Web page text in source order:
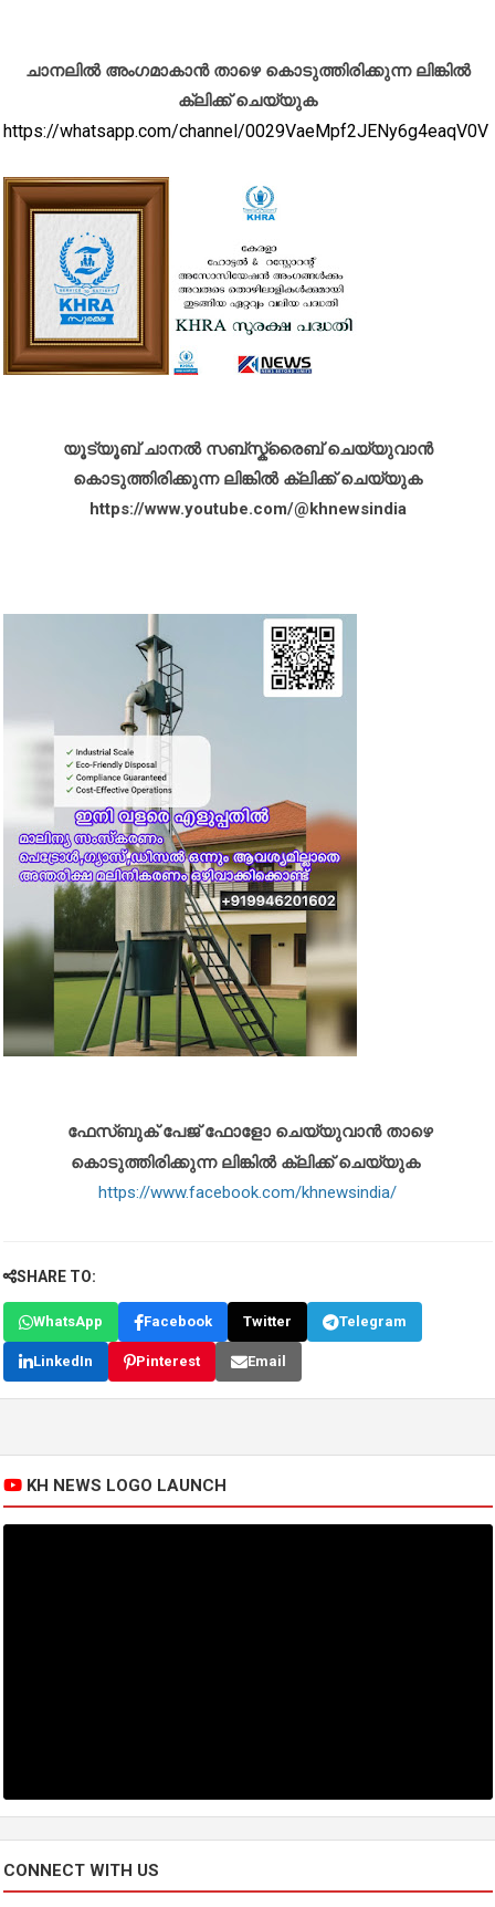
ചാനലിൽ അംഗമാകാൻ താഴെ കൊടുത്തിരിക്കുന്ന ലിങ്കിൽ
ക്ലിക്ക് ചെയ്യുക
https://whatsapp.com/channel/0029VaeMpf2JENy6g4eaqV0V
യൂട്യൂബ് ചാനൽ സബ്സ്ക്രൈബ് ചെയ്യുവാൻ
കൊടുത്തിരിക്കുന്ന ലിങ്കിൽ ക്ലിക്ക് ചെയ്യുക
https://www.youtube.com/@khnewsindia
ഫേസ്ബുക് പേജ് ഫോളോ ചെയ്യുവാൻ താഴെ
കൊടുത്തിരിക്കുന്ന ലിങ്കിൽ ക്ലിക്ക് ചെയ്യുക
https://www.facebook.com/khnewsindia/
SHARE TO:
WhatsApp Facebook Twitter Telegram
LinkedIn Pinterest Email
KH NEWS LOGO LAUNCH
CONNECT WITH US